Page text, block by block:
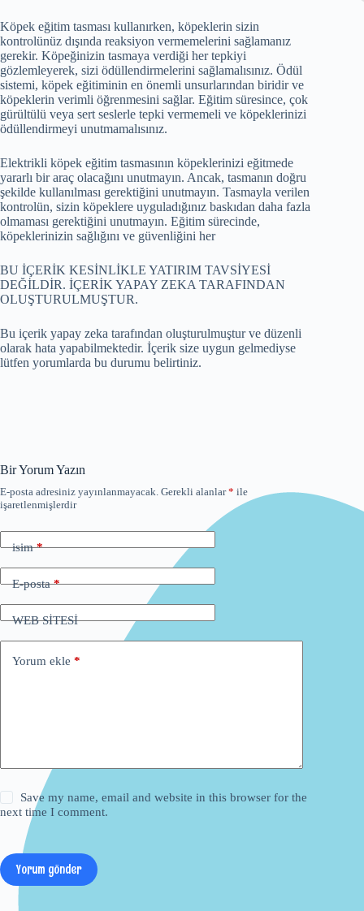
Köpek eğitim tasması kullanırken, köpeklerin sizin
kontrolünüz dışında reaksiyon vermemelerini sağlamanız
gerekir. Köpeğinizin tasmaya verdiği her tepkiyi
gözlemleyerek, sizi ödüllendirmelerini sağlamalısınız. Ödül
sistemi, köpek eğitiminin en önemli unsurlarından biridir ve
köpeklerin verimli öğrenmesini sağlar. Eğitim süresince, çok
gürültülü veya sert seslerle tepki vermemeli ve köpeklerinizi
ödüllendirmeyi unutmamalısınız.
Elektrikli köpek eğitim tasmasının köpeklerinizi eğitmede
yararlı bir araç olacağını unutmayın. Ancak, tasmanın doğru
şekilde kullanılması gerektiğini unutmayın. Tasmayla verilen
kontrolün, sizin köpeklere uyguladığınız baskıdan daha fazla
olmaması gerektiğini unutmayın. Eğitim sürecinde,
köpeklerinizin sağlığını ve güvenliğini her
BU İÇERİK KESİNLİKLE YATIRIM TAVSİYESİ
DEĞİLDİR. İÇERİK YAPAY ZEKA TARAFINDAN
OLUŞTURULMUŞTUR.
Bu içerik yapay zeka tarafından oluşturulmuştur ve düzenli
olarak hata yapabilmektedir. İçerik size uygun gelmediyse
lütfen yorumlarda bu durumu belirtiniz.
Bir Yorum Yazın
E-posta adresiniz yayınlanmayacak. Gerekli alanlar* ile
işaretlenmişlerdir
isim*
E-posta*
WEB SİTESİ
Yorum ekle *
Save my name, email and website in this browser for the
next time I comment.
Yorum gönder